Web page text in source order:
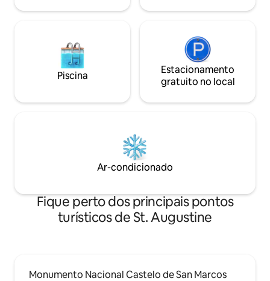
Piscina
Estacionamento
gratuito no local
Ar-condicionado
Fique perto dos principais pontos
turísticos de St. Augustine
Monumento Nacional Castelo de San Marcos